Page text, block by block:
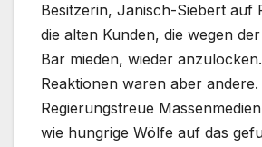
Besitzerin, Janisch-Siebert auf
die alten Kunden, die wegen
Bar mieden, wieder
Reaktionen waren aber andere.
Regierungstreue
wie hungrige Wölfe auf das